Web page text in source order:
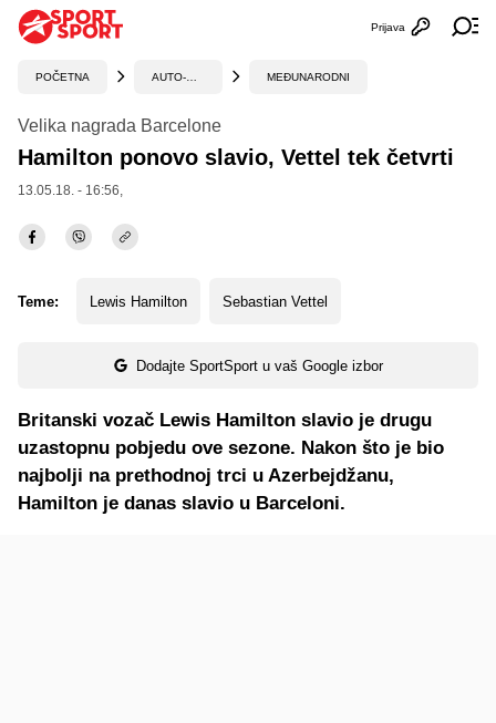
Otvori
Prijava
POČETNA MEĐUNARODNI
Velika nagrada Barcelone
Hamilton ponovo slavio, Vettel tek četvrti
13.05.18. - 16:56,
Teme: Lewis Hamilton Sebastian Vettel
Dodajte SportSport u vaš Google izbor
Britanski vozač Lewis Hamilton slavio je drugu
uzastopnu pobjedu ove sezone. Nakon što je bio
najbolji na prethodnoj trci u Azerbejdžanu,
Hamilton je danas slavio u Barceloni.